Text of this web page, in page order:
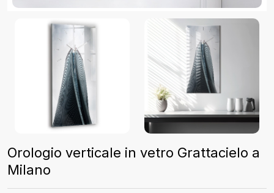
Orologio verticale in vetro Grattacielo a
Milano